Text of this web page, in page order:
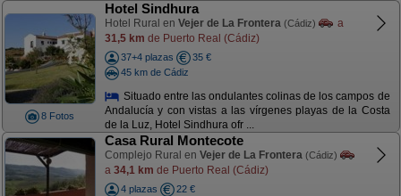
8 Fotos
Hotel Sindhura
Hotel Rural en Vejer de La Frontera (Cádiz)
a
31,5 km de Puerto Real (Cádiz)
37+4 plazas
35 €
45 km de Cádiz
Situado entre las ondulantes colinas de los campos de
Andalucía y con vistas a las vírgenes playas de la Costa
de la Luz, Hotel Sindhura ofr ...
Casa Rural Montecote
Complejo Rural en Vejer de La Frontera (Cádiz)
a 34,1 km de Puerto Real (Cádiz)
4 plazas
22 €